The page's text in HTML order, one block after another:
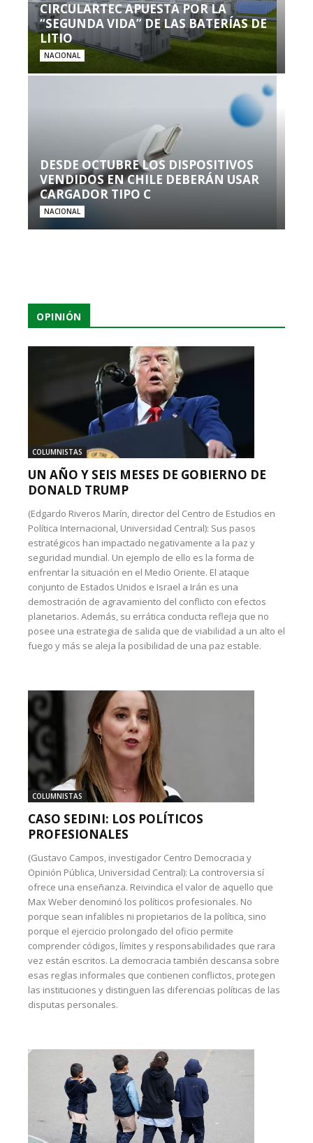
CIRCULARTEC APUESTA POR LA
“SEGUNDA VIDA” DE LAS BATERÍAS DE
LITIO
NACIONAL
DESDE OCTUBRE LOS DISPOSITIVOS
VENDIDOS EN CHILE DEBERÁN USAR
CARGADOR TIPO C
NACIONAL
OPINIÓN
COLUMNISTAS
UN AÑO Y SEIS MESES DE GOBIERNO DE
DONALD TRUMP
(Edgardo Riveros Marín, director del Centro de Estudios en
Política Internacional, Universidad Central): Sus pasos
estratégicos han impactado negativamente a la paz y
seguridad mundial. Un ejemplo de ello es la forma de
enfrentar la situación en el Medio Oriente. El ataque
conjunto de Estados Unidos e Israel a Irán es una
demostración de agravamiento del conflicto con efectos
planetarios. Además, su errática conducta refleja que no
posee una estrategia de salida que de viabilidad a un alto el
fuego y más se aleja la posibilidad de una paz estable.
COLUMNISTAS
CASO SEDINI: LOS POLÍTICOS
PROFESIONALES
(Gustavo Campos, investigador Centro Democracia y
Opinión Pública, Universidad Central): La controversia sí
ofrece una enseñanza. Reivindica el valor de aquello que
Max Weber denominó los políticos profesionales. No
porque sean infalibles ni propietarios de la política, sino
porque el ejercicio prolongado del oficio permite
comprender códigos, límites y responsabilidades que rara
vez están escritos. La democracia también descansa sobre
esas reglas informales que contienen conflictos, protegen
las instituciones y distinguen las diferencias políticas de las
disputas personales.